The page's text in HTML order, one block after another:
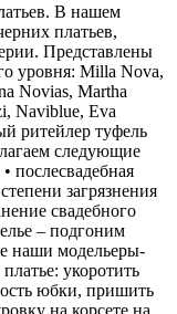
В нашем
платьев,
Представлены
уровня: Milla Nova,
Novias, Martha
Naviblue, Eva
ритейлер туфель
следующие
послесвадебная
загрязнения
свадебного
– подгоним
наши модельеры-
укоротить
юбки, пришить
на корсете на